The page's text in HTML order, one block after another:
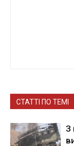
СТАТТІ ПО ТЕМІ
З